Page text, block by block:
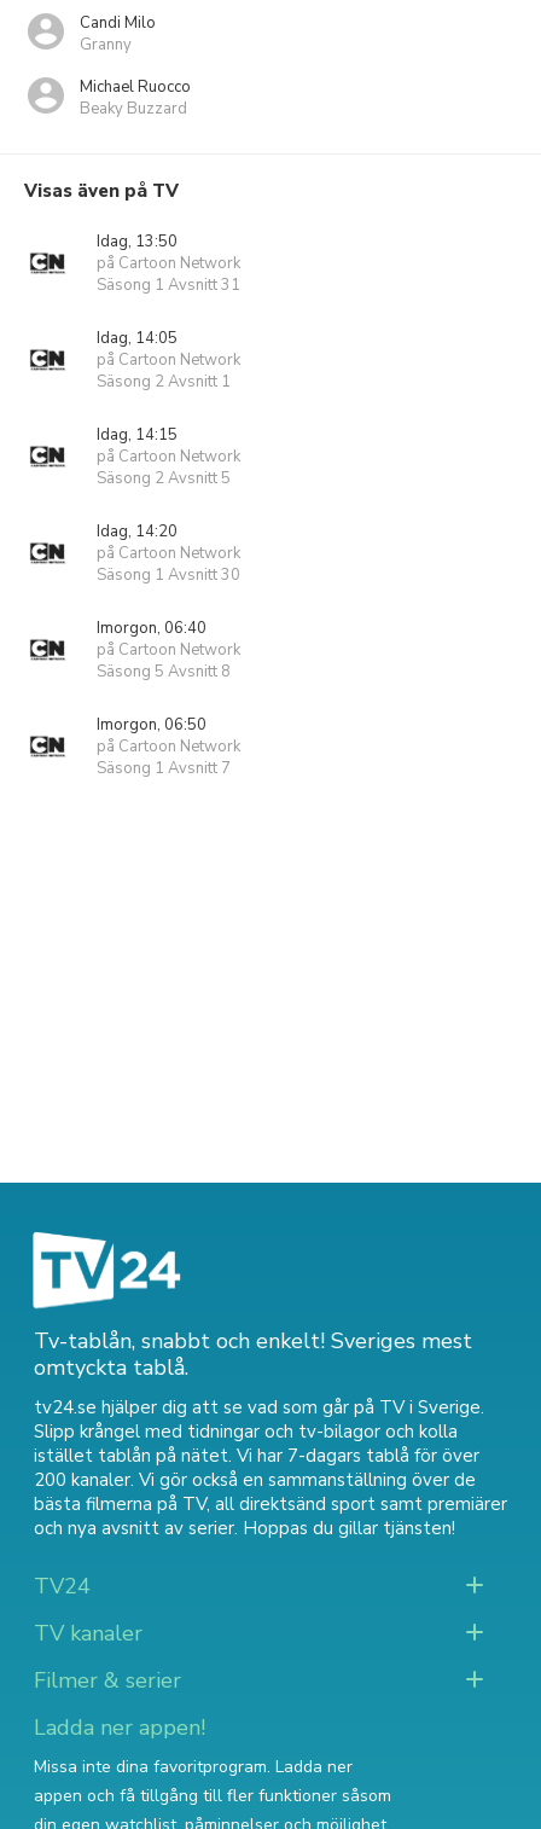
Candi Milo
Granny
Michael Ruocco
Beaky Buzzard
Visas även på TV
Idag, 13:50
på Cartoon Network
Säsong 1 Avsnitt 31
Idag, 14:05
på Cartoon Network
Säsong 2 Avsnitt 1
Idag, 14:15
på Cartoon Network
Säsong 2 Avsnitt 5
Idag, 14:20
på Cartoon Network
Säsong 1 Avsnitt 30
Imorgon, 06:40
på Cartoon Network
Säsong 5 Avsnitt 8
Imorgon, 06:50
på Cartoon Network
Säsong 1 Avsnitt 7
Tv-tablån, snabbt och enkelt! Sveriges mest
omtyckta tablå.
tv24.se hjälper dig att se vad som går på TV i Sverige.
Slipp krångel med tidningar och tv-bilagor och kolla
istället tablån på nätet. Vi har 7-dagars tablå för över
200 kanaler. Vi gör också en sammanställning över de
bästa filmerna på TV, all direktsänd sport samt premiärer
och nya avsnitt av serier. Hoppas du gillar tjänsten!
TV24
TV kanaler
Filmer & serier
Ladda ner appen!
Missa inte dina favoritprogram. Ladda ner
appen och få tillgång till fler funktioner såsom